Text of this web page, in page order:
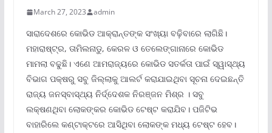
March 27, 2023 admin
ସାରାଦେଶରେ କୋଭିଡ ଆକ୍ରାନ୍ତଙ୍କ ସଂଖ୍ୟା ବଢ଼ିବାରେ ଲାଗିଛି।
ମହାରାଷ୍ଟ୍ର, ତାମିଲନାଡୁ, କେରଳ ଓ ତେଲେଙ୍ଗାନାରେ କୋଭିଡ
ମାମଲା ବଢୁଛି। ଏଣେ ଆମରାଜ୍ୟରେ କୋଭିଡ ସତର୍କତା ପାଇଁ ସ୍ୱାସ୍ଥ୍ୟ
ବିଭାଗ ପକ୍ଷରୁ ସବୁ ଜିଲ୍ଲାକୁ ଆଲର୍ଟ କରାଯାଇଥିବା ସୂଚନା ଦେଇଛନ୍ତି
ରାଜ୍ୟ ଜନସ୍ବାସ୍ଥ୍ୟ ନିର୍ଦ୍ଦେଶକ ନିରଞ୍ଜନ ମିଶ୍ର । ସବୁ
ଲକ୍ଷଣଥିବା ଲୋକଙ୍କର କୋଭିଡ ଟେଷ୍ଟ କରାଯିବ। ପଜିଟିଭ
ବାହାରିଲେ କଣ୍ଟାକ୍ଟରେ ଆସିଥିବା ଲୋକଙ୍କ ମଧ୍ୟ ଟେଷ୍ଟ ହେବ।